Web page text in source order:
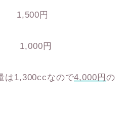
1,500円
円
は1,300ccなので4,000円 の